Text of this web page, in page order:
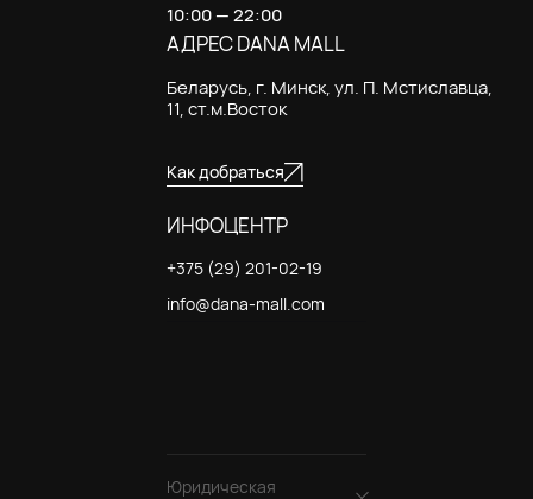
10:00 — 22:00
АДРЕС DANA MALL
Беларусь, г. Минск, ул. П. Мстиславца,
11, ст.м.Восток
Как добраться
ИНФОЦЕНТР
+375 (29) 201-02-19
info@dana-mall.com
Юридическая